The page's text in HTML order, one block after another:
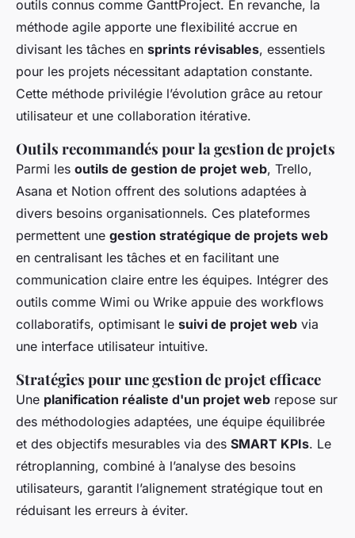
outils connus comme GanttProject. En revanche, la
méthode agile apporte une flexibilité accrue en
divisant les tâches en sprints révisables, essentiels
pour les projets nécessitant adaptation constante.
Cette méthode privilégie l’évolution grâce au retour
utilisateur et une collaboration itérative.
Outils recommandés pour la gestion de projets
Parmi les outils de gestion de projet web, Trello,
Asana et Notion offrent des solutions adaptées à
divers besoins organisationnels. Ces plateformes
permettent une gestion stratégique de projets web
en centralisant les tâches et en facilitant une
communication claire entre les équipes. Intégrer des
outils comme Wimi ou Wrike appuie des workflows
collaboratifs, optimisant le suivi de projet web via
une interface utilisateur intuitive.
Stratégies pour une gestion de projet efficace
Une planification réaliste d'un projet web repose sur
des méthodologies adaptées, une équipe équilibrée
et des objectifs mesurables via des SMART KPIs. Le
rétroplanning, combiné à l’analyse des besoins
utilisateurs, garantit l’alignement stratégique tout en
réduisant les erreurs à éviter.